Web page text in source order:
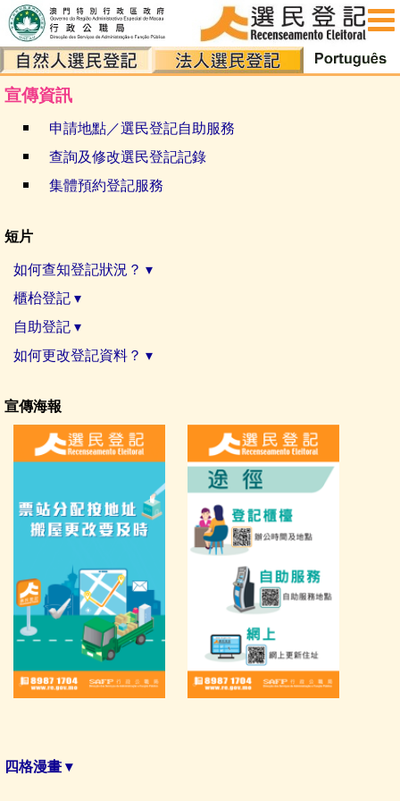
簡介
最新消息
登記申請須知
集體預約登記服務
新登記
自助服務機
更新選民資料
親臨櫃枱
自助服務機
電子方式
查詢選民資料
宣傳資訊
下載區
統計及資料
常見問題
私隱聲明
宣傳資訊
申請地點／選民登記自助服務
查詢及修改選民登記記錄
集體預約登記服務
短片
如何查知登記狀況？ ▾
櫃枱登記 ▾
自助登記 ▾
如何更改登記資料？ ▾
宣傳海報
四格漫畫 ▾